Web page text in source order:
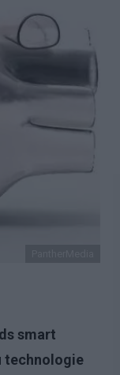
smart
technologie